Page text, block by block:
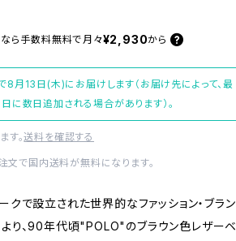
なら 手数料無料で 月々¥2,930から
8月13日(木)にお届けします（お届け先によって、最
に数日追加される場合があります）。
す。送料を確認する
で国内送料が無料になります。
で設立された世界的なファッション・ブラン
り、90年代頃"POLO"のブラウン色レザーベ